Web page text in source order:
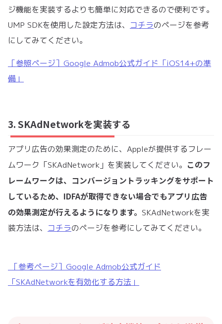
ジ機能を実装するよりも簡単に対応できるので便利です。
UMP SDKを使用した設定方法は、 コチラのページを参考
にしてみてください。
［参照ページ］Google Admob公式ガイド「iOS14+の準
備」
3. SKAdNetworkを実装する
アプリ広告の効果測定のために、Appleが提供するフレー
ムワーク「SKAdNetwork」を実装してください。 このフ
レームワークは、コンバージョントラッキングをサポート
しているため、IDFAが取得できない場合でもアプリ広告
の効果測定が行えるようになります。 SKAdNetworkを実
装方法は、 コチラのページを参考にしてみてください。
［参考ページ］Google Admob公式ガイド
「SKAdNetworkを有効化する方法」